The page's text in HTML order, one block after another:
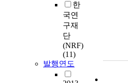
한
국연
구재
단
(NRF)
(11)
발행연도